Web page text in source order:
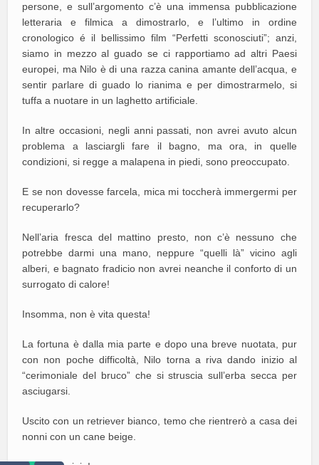
persone, e sull’argomento c’è una immensa pubblicazione
letteraria e filmica a dimostrarlo, e l’ultimo in ordine
cronologico é il bellissimo film “Perfetti sconosciuti”; anzi,
siamo in mezzo al guado se ci rapportiamo ad altri Paesi
europei, ma Nilo è di una razza canina amante dell’acqua, e
sentir parlare di guado lo rianima e per dimostrarmelo, si
tuffa a nuotare in un laghetto artificiale.
In altre occasioni, negli anni passati, non avrei avuto alcun
problema a lasciargli fare il bagno, ma ora, in quelle
condizioni, si regge a malapena in piedi, sono preoccupato.
E se non dovesse farcela, mica mi toccherà immergermi per
recuperarlo?
Nell’aria fresca del mattino presto, non c’è nessuno che
potrebbe darmi una mano, neppure “quelli là” vicino agli
alberi, e bagnato fradicio non avrei neanche il conforto di un
surrogato di calore!
Insomma, non è vita questa!
La fortuna è dalla mia parte e dopo una breve nuotata, pur
con non poche difficoltà, Nilo torna a riva dando inizio al
“cerimoniale del bruco” che si struscia sull’erba secca per
asciugarsi.
Uscito con un retriever bianco, temo che rientrerò a casa dei
nonni con un cane beige.